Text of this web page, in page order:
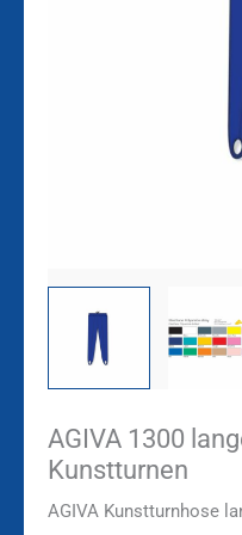
AGIVA 1300
Kunstturnen
AGIVA Kunstturnhose